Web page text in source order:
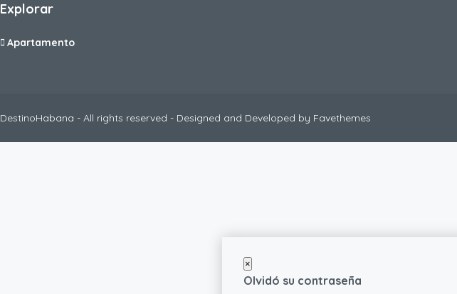
Explorar
Apartamento
DestinoHabana - All rights reserved - Designed and Developed by Favethemes
×
Olvidó su contraseña